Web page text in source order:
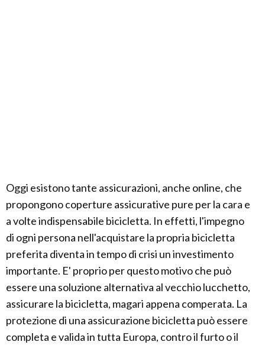
Oggi esistono tante assicurazioni, anche online, che
propongono coperture assicurative pure per la cara e
a volte indispensabile bicicletta. In effetti, l'impegno
di ogni persona nell'acquistare la propria bicicletta
preferita diventa in tempo di crisi un investimento
importante. E' proprio per questo motivo che può
essere una soluzione alternativa al vecchio lucchetto,
assicurare la bicicletta, magari appena comperata. La
protezione di una assicurazione bicicletta può essere
completa e valida in tutta Europa, contro il furto o il